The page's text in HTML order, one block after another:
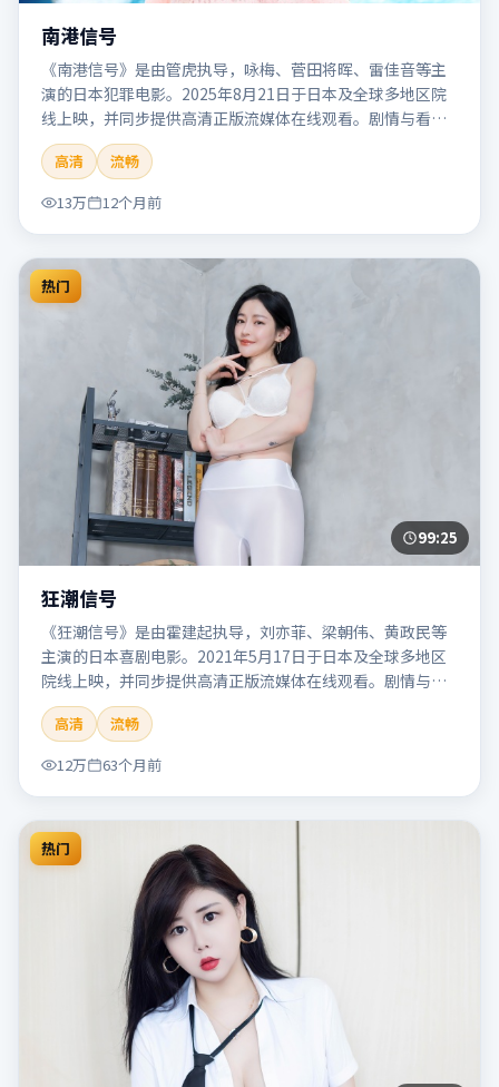
南港信号
《南港信号》是由管虎执导，咏梅、菅田将晖、雷佳音等主
演的日本犯罪电影。2025年8月21日于日本及全球多地区院
线上映，并同步提供高清正版流媒体在线观看。剧情与看
点：聚焦案件与人性灰色地带，张力十足，兼具社会观察与
戏剧冲突。本片适合检索「南港信号」「管虎」「犯罪」
「日本」「2025」「2025-08-21上映」等关键词的影迷阅读
简介与主创信息。
高清
流畅
13万
12个月前
热门
99:25
狂潮信号
《狂潮信号》是由霍建起执导，刘亦菲、梁朝伟、黄政民等
主演的日本喜剧电影。2021年5月17日于日本及全球多地区
院线上映，并同步提供高清正版流媒体在线观看。剧情与看
点：笑点自然生活化，轻松解压，适合全家或朋友一起观
看。本片适合检索「狂潮信号」「霍建起」「喜剧」「日
本」「2021」「2021-05-17上映」等关键词的影迷阅读简介
与主创信息。
高清
流畅
12万
63个月前
热门